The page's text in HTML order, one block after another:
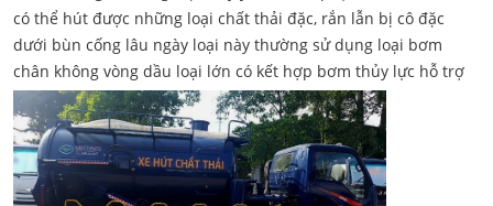
có thể hút được những loại chất thải đặc, rắn lẫn bị cô đặc
dưới bùn cống lâu ngày loại này thường sử dụng loại bơm
chân không vòng dầu loại lớn có kết hợp bơm thủy lực hỗ trợ